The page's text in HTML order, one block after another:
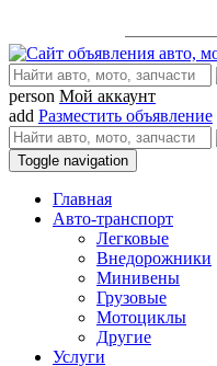
person Мой аккаунт
add Разместить объявление
Toggle navigation
Главная
Авто-транспорт
Легковые
Внедорожники
Минивены
Грузовые
Мотоциклы
Другие
Услуги